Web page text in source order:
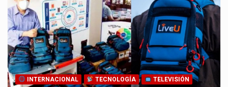
INTERNACIONAL TECNOLOGÍA TELEVISIÓN